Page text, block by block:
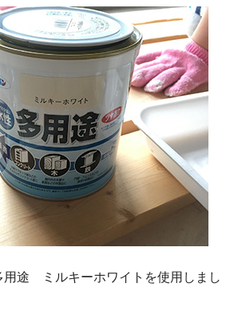
途 ミルキーホワイトを使用しまし